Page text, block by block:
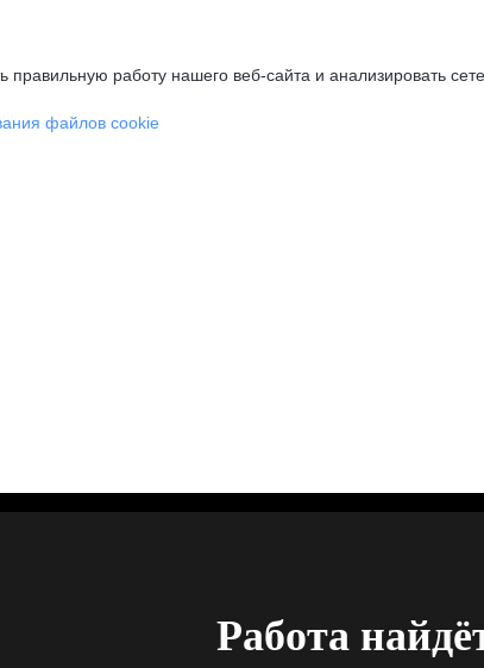
работу нашего веб-сайта и анализировать
файлов cookie
Работа